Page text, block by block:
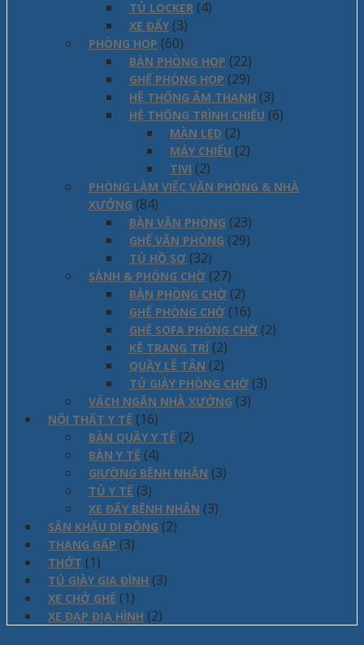
TỦ LOCKER (4)
XE ĐẨY (3)
PHÒNG HỌP (60)
BÀN PHÒNG HỌP (22)
GHẾ PHÒNG HỌP (29)
HỆ THỐNG ÂM THANH (3)
HỆ THỐNG TRÌNH CHIẾU (6)
MÀN LED (2)
MÁY CHIẾU (2)
TIVI (2)
PHÒNG LÀM VIỆC VĂN PHÒNG & NHÀ
XƯỞNG (84)
BÀN VĂN PHÒNG (23)
GHẾ VĂN PHÒNG (29)
TỦ HỒ SƠ (32)
SẢNH & PHÒNG CHỜ (27)
BÀN PHÒNG CHỜ (2)
GHẾ PHÒNG CHỜ (16)
GHẾ SOFA PHÒNG CHỜ (2)
KỆ TRANG TRÍ (2)
QUẦY LỄ TÂN (2)
TỦ GIÀY PHÒNG CHỜ (3)
VÁCH NGĂN NHÀ XƯỞNG (3)
NỘI THẤT Y TẾ (16)
BÀN QUẦY Y TẾ (2)
BÀN Y TẾ (4)
GIƯỜNG BỆNH NHÂN (3)
TỦ Y TẾ (3)
XE ĐẨY BỆNH NHÂN (3)
SÂN KHẤU DI ĐỘNG (2)
THANG GẤP (3)
THỚT (1)
TỦ GIÀY GIA ĐÌNH (3)
XE CHỞ GHẾ (1)
XE ĐẠP ĐỊA HÌNH (2)